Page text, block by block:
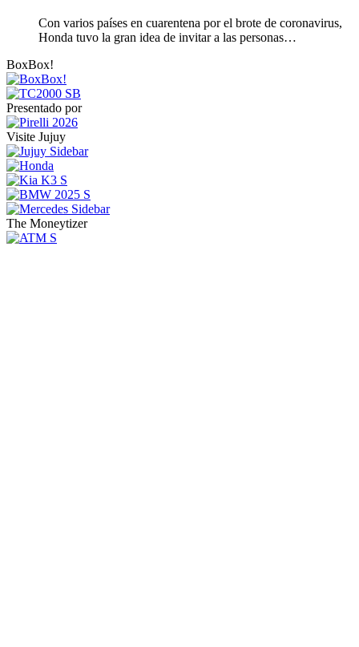
Con varios países en cuarentena por el brote de coronavirus,
Honda tuvo la gran idea de invitar a las personas…
BoxBox!
Presentado por
Visite Jujuy
The Moneytizer